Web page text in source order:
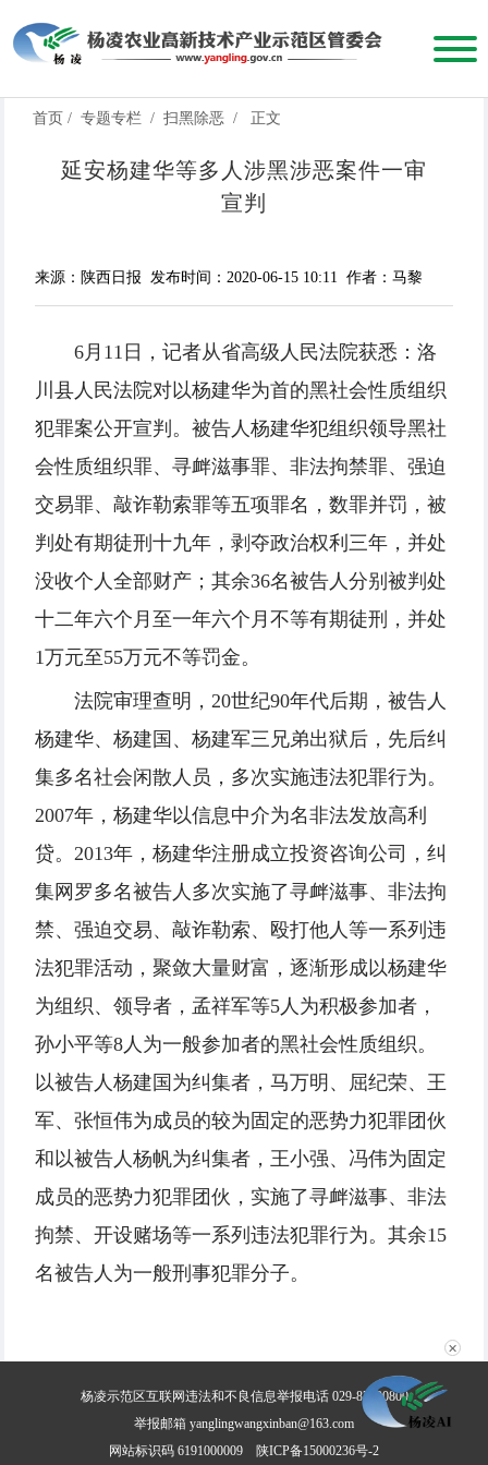
首页 / 专题专栏 / 扫黑除恶 / 正文
延安杨建华等多人涉黑涉恶案件一审
宣判
来源：陕西日报 发布时间：2020-06-15 10:11 作者：马黎
6月11日，记者从省高级人民法院获悉：洛
川县人民法院对以杨建华为首的黑社会性质组织
犯罪案公开宣判。被告人杨建华犯组织领导黑社
会性质组织罪、寻衅滋事罪、非法拘禁罪、强迫
交易罪、敲诈勒索罪等五项罪名，数罪并罚，被
判处有期徒刑十九年，剥夺政治权利三年，并处
没收个人全部财产；其余36名被告人分别被判处
十二年六个月至一年六个月不等有期徒刑，并处
1万元至55万元不等罚金。
法院审理查明，20世纪90年代后期，被告人
杨建华、杨建国、杨建军三兄弟出狱后，先后纠
集多名社会闲散人员，多次实施违法犯罪行为。
2007年，杨建华以信息中介为名非法发放高利
贷。2013年，杨建华注册成立投资咨询公司，纠
集网罗多名被告人多次实施了寻衅滋事、非法拘
禁、强迫交易、敲诈勒索、殴打他人等一系列违
法犯罪活动，聚敛大量财富，逐渐形成以杨建华
为组织、领导者，孟祥军等5人为积极参加者，
孙小平等8人为一般参加者的黑社会性质组织。
以被告人杨建国为纠集者，马万明、屈纪荣、王
军、张恒伟为成员的较为固定的恶势力犯罪团伙
和以被告人杨帆为纠集者，王小强、冯伟为固定
成员的恶势力犯罪团伙，实施了寻衅滋事、非法
拘禁、开设赌场等一系列违法犯罪行为。其余15
名被告人为一般刑事犯罪分子。
杨凌示范区互联网违法和不良信息举报电话 029-87030800
举报邮箱 yanglingwangxinban@163.com
网站标识码 6191000009
陕ICP备15000236号-2
✕